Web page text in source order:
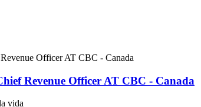
Revenue Officer AT CBC - Canada